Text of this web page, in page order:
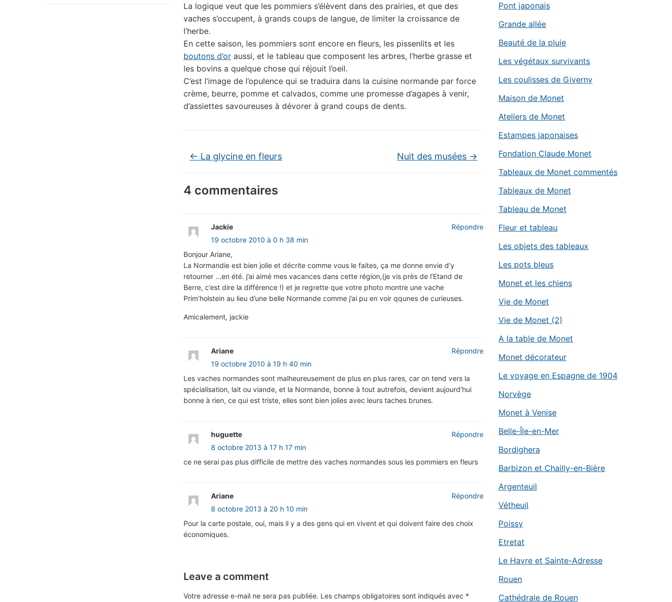
La logique veut que les pommiers s’élèvent dans des prairies, et que des
vaches s’occupent, à grands coups de langue, de limiter la croissance de
l’herbe.
En cette saison, les pommiers sont encore en fleurs, les pissenlits et les
boutons d’or aussi, et le tableau que composent les arbres, l’herbe grasse et
les bovins a quelque chose qui réjouit l’oeil.
C’est l’image de l’opulence qui se traduira dans la cuisine normande par force
crème, beurre, pomme et calvados, comme une promesse d’agapes à venir,
d’assiettes savoureuses à dévorer à grand coups de dents.
← La glycine en fleurs Nuit des musées →
4 commentaires
Jackie
19 octobre 2010 à 0 h 38 min
Bonjour Ariane,
La Normandie est bien jolie et décrite comme vous le faites, ça me donne envie d’y
retourner …en été. j’ai aimé mes vacances dans cette région,(je vis près de l’Etand de
Berre, c’est dire la différence !) et je regrette que votre photo montre une vache
Prim’holstein au lieu d’une belle Normande comme j’ai pu en voir qqunes de curieuses.
Amicalement, jackie
Répondre
Ariane
19 octobre 2010 à 19 h 40 min
Les vaches normandes sont malheureusement de plus en plus rares, car on tend vers la
spécialisation, lait ou viande, et la Normande, bonne à tout autrefois, devient aujourd’hui
bonne à rien, ce qui est triste, elles sont bien jolies avec leurs taches brunes.
Répondre
huguette
8 octobre 2013 à 17 h 17 min
ce ne serai pas plus difficile de mettre des vaches normandes sous les pommiers en fleurs
Répondre
Ariane
8 octobre 2013 à 20 h 10 min
Pour la carte postale, oui, mais il y a des gens qui en vivent et qui doivent faire des choix
économiques.
Répondre
Leave a comment
Votre adresse e-mail ne sera pas publiée. Les champs obligatoires sont indiqués avec *
Pont japonais
Grande allée
Beauté de la pluie
Les végétaux survivants
Les coulisses de Giverny
Maison de Monet
Ateliers de Monet
Estampes japonaises
Fondation Claude Monet
Tableaux de Monet commentés
Tableaux de Monet
Tableau de Monet
Fleur et tableau
Les objets des tableaux
Les pots bleus
Monet et les chiens
Vie de Monet
Vie de Monet (2)
A la table de Monet
Monet décorateur
Le voyage en Espagne de 1904
Norvège
Monet à Venise
Belle-Île-en-Mer
Bordighera
Barbizon et Chailly-en-Bière
Argenteuil
Vétheuil
Poissy
Etretat
Le Havre et Sainte-Adresse
Rouen
Cathédrale de Rouen